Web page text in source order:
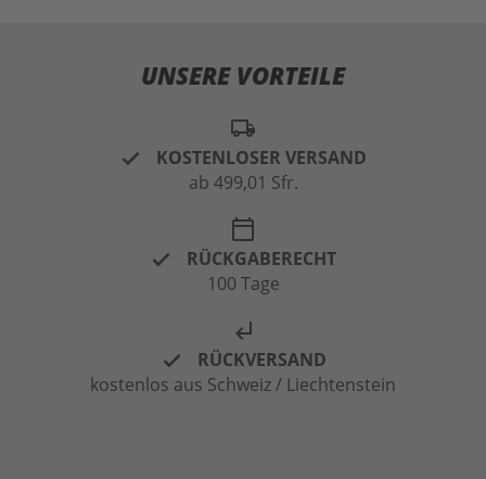
UNSERE VORTEILE
local_shipping
KOSTENLOSER VERSAND
ab 499,01 Sfr.
calendar_today
RÜCKGABERECHT
100 Tage
subdirectory_arrow_left
RÜCKVERSAND
kostenlos aus Schweiz / Liechtenstein